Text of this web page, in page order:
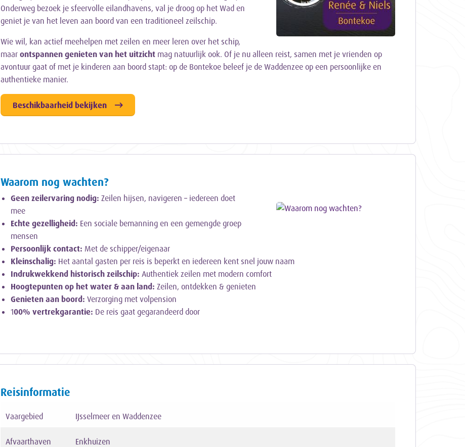
Onderweg bezoek je sfeervolle eilandhavens, val je droog op het Wad en
geniet je van het leven aan boord van een traditioneel zeilschip.
Wie wil, kan actief meehelpen met zeilen en meer leren over het schip,
maar ontspannen genieten van het uitzichtmag natuurlijk ook. Of je nu alleen reist, samen met je vrienden op
avontuur gaat of met je kinderen aan boord stapt: op de Bontekoe beleef je de Waddenzee op een persoonlijke en
authentieke manier.
Beschikbaarheid bekijken
Waarom nog wachten?
Geen zeilervaring nodig: Zeilen hijsen, navigeren – iedereen doet
mee
Echte gezelligheid: Een sociale bemanning en een gemengde groep
mensen
Persoonlijk contact: Met de schipper/eigenaar
Kleinschalig: Het aantal gasten per reis is beperkt en iedereen kent snel jouw naam
Indrukwekkend historisch zeilschip: Authentiek zeilen met modern comfort
Hoogtepunten op het water & aan land: Zeilen, ontdekken & genieten
Genieten aan boord: Verzorging met volpension
100% vertrekgarantie: De reis gaat gegarandeerd door
Reisinformatie
Vaargebied IJsselmeer en Waddenzee
Afvaarthaven Enkhuizen